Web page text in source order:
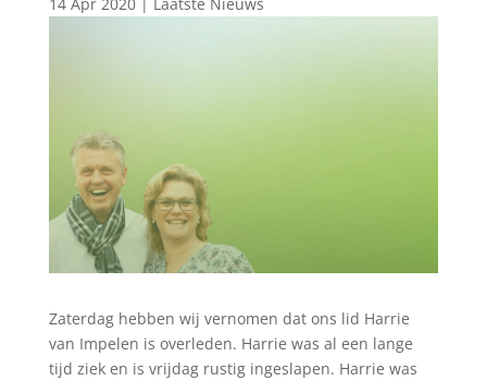
14 Apr 2020| Laatste Nieuws
Zaterdag hebben wij vernomen dat ons lid Harrie
van Impelen is overleden. Harrie was al een lange
tijd ziek en is vrijdag rustig ingeslapen. Harrie was